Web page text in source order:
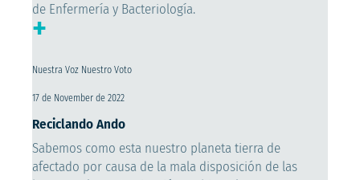
de Enfermería y Bacteriología.
+
Nuestra Voz Nuestro Voto
17 de November de 2022
Reciclando Ando
Sabemos como esta nuestro planeta tierra de
afectado por causa de la mala disposición de las